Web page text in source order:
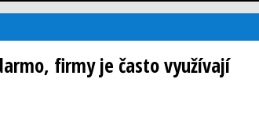
firmy je často využívají